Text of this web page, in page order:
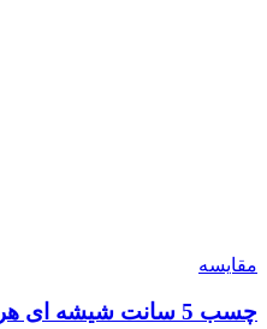
مقایسه
چسب 5 سانت شیشه ای هرکولس مالزی